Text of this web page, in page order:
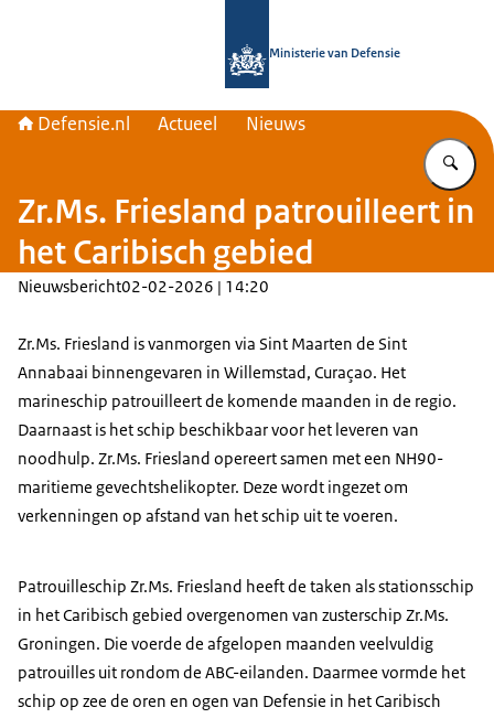
Ministerie van Defensie
Defensie.nl Actueel Nieuws
Zr.Ms. Friesland patrouilleert in
het Caribisch gebied
Nieuwsbericht02-02-2026 | 14:20
Zr.Ms. Friesland is vanmorgen via Sint Maarten de Sint
Annabaai binnengevaren in Willemstad, Curaçao. Het
marineschip patrouilleert de komende maanden in de regio.
Daarnaast is het schip beschikbaar voor het leveren van
noodhulp. Zr.Ms. Friesland opereert samen met een NH90-
maritieme gevechtshelikopter. Deze wordt ingezet om
verkenningen op afstand van het schip uit te voeren.
Patrouilleschip Zr.Ms. Friesland heeft de taken als stationsschip
in het Caribisch gebied overgenomen van zusterschip Zr.Ms.
Groningen. Die voerde de afgelopen maanden veelvuldig
patrouilles uit rondom de ABC-eilanden. Daarmee vormde het
schip op zee de oren en ogen van Defensie in het Caribisch